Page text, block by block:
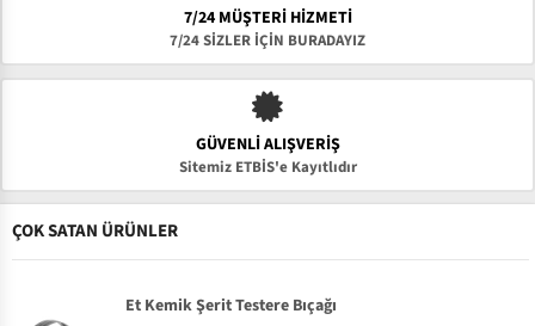
7/24 MÜŞTERİ HİZMETİ
7/24 SİZLER İÇİN BURADAYIZ
GÜVENLI ALIŞVERIŞ
Sitemiz ETBİS'e Kayıtlıdır
ÇOK SATAN ÜRÜNLER
Et Kemik Şerit Testere Bıçağı